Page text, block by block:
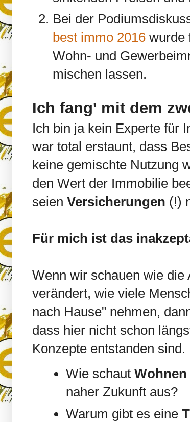
Bei der
best immo 2016 wurde
Wohn- und
mischen lassen.
Ich fang' mit dem
Ich bin ja kein Experte für
war total erstaunt, dass
keine gemischte Nutzung
den Wert der Immobilie
seien Versicherungen (!)
Für mich ist das
Wenn wir schauen wie die
verändert, wie viele
nach Hause" nehmen,
dass hier nicht schon
Konzepte entstanden sind.
Wie schaut Wohnen
naher Zukunft aus?
Warum gibt es eine